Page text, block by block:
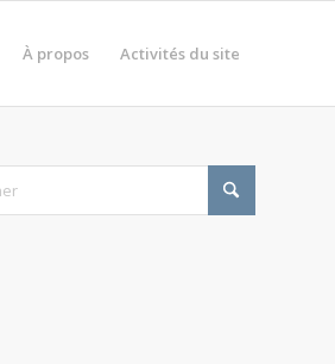
À propos Activités du site